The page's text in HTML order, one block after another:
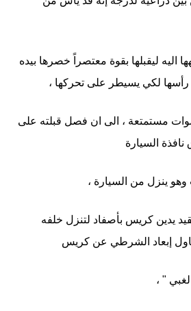
اليه ليقبلها بقوة معتصراً خصرها بيده
لكي يسيطر على تحركها ،
مستمتعة ، الى ان فصل قبلته على
السيارة
ينزل من السيارة ،
يدين كريس بأصفاد لتنزل خلفه
إبعاد الشرطي عن كريس
" ،